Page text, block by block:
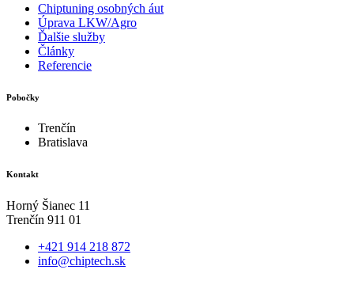
Chiptuning osobných áut
Úprava LKW/Agro
Ďalšie služby
Články
Referencie
Pobočky
Trenčín
Bratislava
Kontakt
Horný Šianec 11
Trenčín 911 01
+421 914 218 872
info@chiptech.sk